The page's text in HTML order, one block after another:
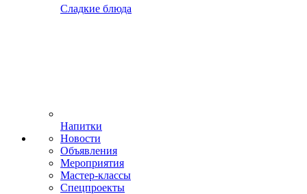
Сладкие блюда
Напитки
Новости
Объявления
Мероприятия
Мастер-классы
Спецпроекты